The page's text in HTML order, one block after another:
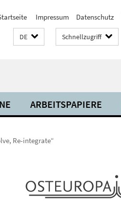
Impressum Datenschutz
DE Schnellzugriff
ARBEITSPAPIERE
Re-integrate“